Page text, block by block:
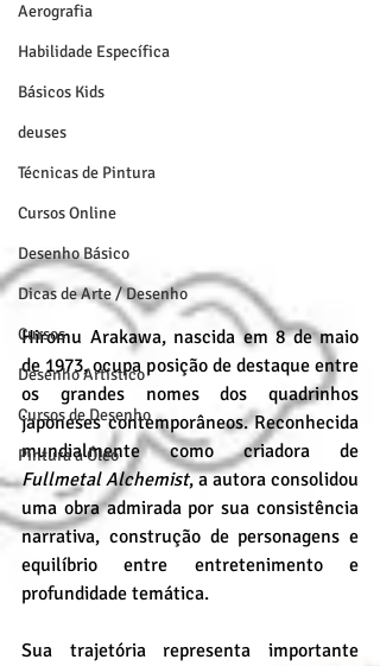
Aerografia
Habilidade Específica
Básicos Kids
deuses
Técnicas de Pintura
Cursos Online
Desenho Básico
Dicas de Arte / Desenho
Cursos
Desenho Artístico
Cursos de Desenho
Pintura a Óleo
Hiromu Arakawa, nascida em 8 de maio
de 1973, ocupa posição de destaque entre
os grandes nomes dos quadrinhos
japoneses contemporâneos. Reconhecida
Fullmetal Alchemist, a autora consolidou
uma obra admirada por sua consistência
narrativa, construção de personagens e
equilíbrio entre entretenimento e
profundidade temática.
Sua trajetória representa importante